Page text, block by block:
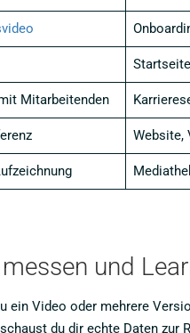
Mitarbeitenden
Website,
und
ein Video oder mehrere
du dir echte Daten zur